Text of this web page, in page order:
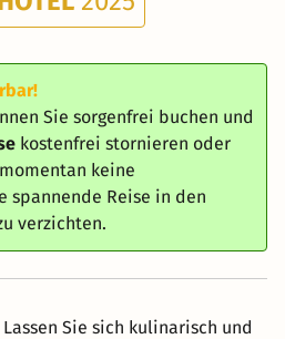
Sie sorgenfrei buchen und
kostenfrei stornieren oder
keine
spannende Reise in den
verzichten.
Sie sich kulinarisch und